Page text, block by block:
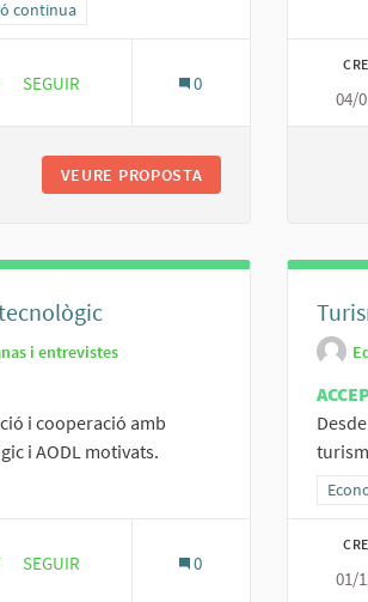
Economia i ocupació. Formació continua
continua
7 SEGUIDORES
SEGUIR
DINAMITZAR EL CATÀLEG D'EMPRESES I
0
VEURE PROPOSTA DINAMITZAR EL
04/
i entrevistes
i cooperació amb
i AODL motivats.
Economia i ocupació
7 SEGUIDORES
SEGUIR 0
01/